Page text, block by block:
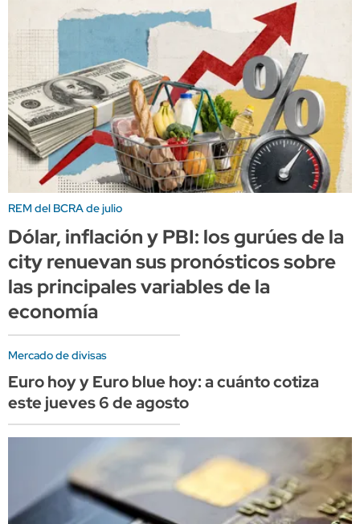
REM del BCRA de julio
Dólar, inflación y PBI: los gurúes de la
city renuevan sus pronósticos sobre
las principales variables de la
economía
Mercado de divisas
Euro hoy y Euro blue hoy: a cuánto cotiza
este jueves 6 de agosto